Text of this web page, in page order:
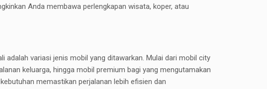
Anda membawa perlengkapan wisata, koper, atau
adalah variasi jenis mobil yang ditawarkan. Mulai dari mobil city
keluarga, hingga mobil premium bagi yang mengutamakan
memastikan perjalanan lebih efisien dan